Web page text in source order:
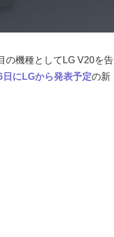
の機種としてLG V20を告
日にLGから発表予定の新